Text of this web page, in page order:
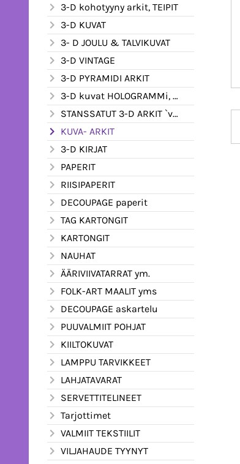
3-D kohotyyny arkit, TEIPIT
3-D KUVAT
3- D JOULU & TALVIKUVAT
3-D VINTAGE
3-D PYRAMIDI ARKIT
3-D kuvat HOLOGRAMMi, kimalle ym.
STANSSATUT 3-D ARKIT `valmiiksi leikatut
KUVA- ARKIT
3-D KIRJAT
PAPERIT
RIISIPAPERIT
DECOUPAGE paperit
TAG KARTONGIT
KARTONGIT
NAUHAT
ÄÄRIVIIVATARRAT ym.
FOLK-ART MAALIT yms
DECOUPAGE askartelu
PUUVALMIIT POHJAT
KIILTOKUVAT
LAMPPU TARVIKKEET
LAHJATAVARAT
SERVETTITELINEET
Tarjottimet
VALMIIT TEKSTIILIT
VILJAHAUDE TYYNYT